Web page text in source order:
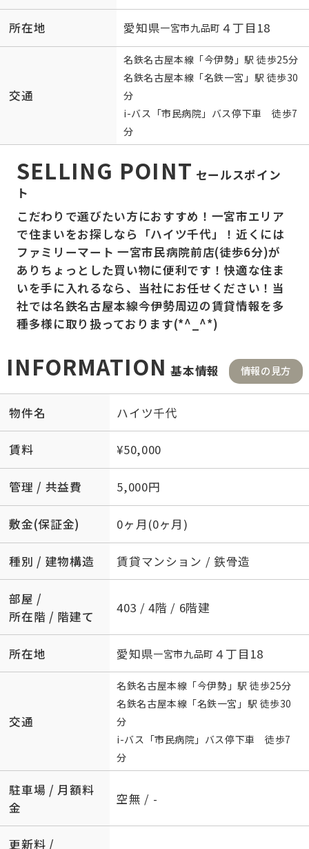
所在地 愛知県一宮市九品町 ４丁目18
交通
名鉄名古屋本線 「今伊勢 」駅 徒歩25分
名鉄名古屋本線 「名鉄一宮 」駅 徒歩30
分
i-バス「市民病院」バス停下車 徒歩7
分
SELLING POINT セールスポイン
ト
こだわりで選びたい方におすすめ！一宮市エリア
で住まいをお探しなら「ハイツ千代」！近くには
ファミリーマート 一宮市民病院前店(徒歩6分)が
ありちょっとした買い物に便利です！快適な住ま
いを手に入れるなら、当社にお任せください！当
社では名鉄名古屋本線今伊勢周辺の賃貸情報を多
種多様に取り扱っております(*^_^*)
INFORMATION 基本情報 情報の見方
物件名 ハイツ千代
賃料 ¥50,000
管理 / 共益費 5,000円
敷金(保証金) 0ヶ月(0ヶ月)
種別 / 建物構造 賃貸マンション / 鉄骨造
部屋 /
所在階 / 階建て
403 / 4階 / 6階建
所在地 愛知県一宮市九品町 ４丁目18
交通
名鉄名古屋本線 「今伊勢 」駅 徒歩25分
名鉄名古屋本線 「名鉄一宮 」駅 徒歩30
分
i-バス「市民病院」バス停下車 徒歩7
分
駐車場 / 月額料
金
空無 / -
更新料 /